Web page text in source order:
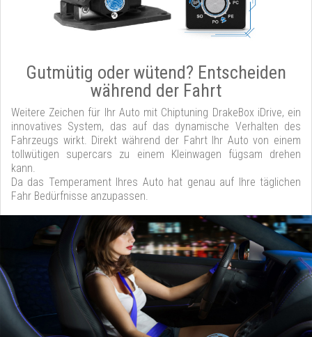
Gutmütig oder wütend? Entscheiden
während der Fahrt
Weitere Zeichen für Ihr Auto mit Chiptuning DrakeBox iDrive, ein
innovatives System, das auf das dynamische Verhalten des
Fahrzeugs wirkt. Direkt während der Fahrt Ihr Auto von einem
tollwütigen supercars zu einem Kleinwagen fügsam drehen
kann.
Da das Temperament Ihres Auto hat genau auf Ihre täglichen
Fahr Bedürfnisse anzupassen.